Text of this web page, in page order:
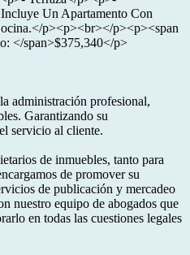
Un Apartamento Con
p><p><br></p><p><span
</span>$375,340</p>
administración profesional,
Garantizando su
servicio al cliente.
de inmuebles, tanto para
de promover su
de publicación y mercadeo
nuestro equipo de abogados que
en todas las cuestiones legales